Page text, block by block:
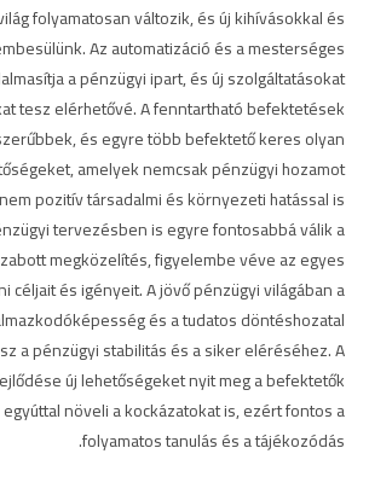
folyamatosan változik, és új kihívásokkal és
Az automatizáció és a mesterséges
a pénzügyi ipart, és új szolgáltatásokat
tesz elérhetővé. A fenntartható befektetések
és egyre több befektető keres olyan
amelyek nemcsak pénzügyi hozamot
pozitív társadalmi és környezeti hatással is
tervezésben is egyre fontosabbá válik a
megközelítés, figyelembe véve az egyes
céljait és igényeit. A jövő pénzügyi világában a
és a tudatos döntéshozatal
a pénzügyi stabilitás és a siker eléréséhez. A
új lehetőségeket nyit meg a befektetők
növeli a kockázatokat is, ezért fontos a
folyamatos tanulás és a tájékozódás.